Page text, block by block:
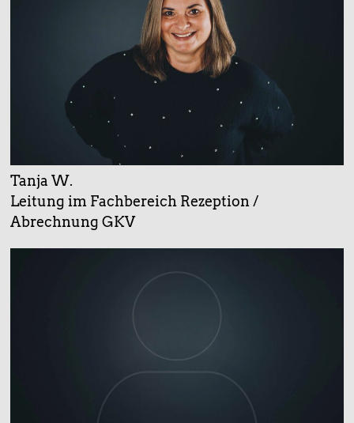
Tanja W.
Leitung im Fachbereich Rezeption /
Abrechnung GKV